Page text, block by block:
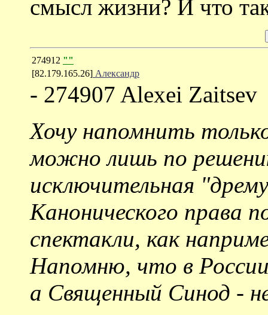
смысл жизни? И что
274912 ""
[82.179.165.26] Александр
- 274907 Alexei Zaitsev
Хочу напомнить
можно лишь по
исключительная
Канонического права
спектакли, как
Напомню, что в
а Священный Синод -